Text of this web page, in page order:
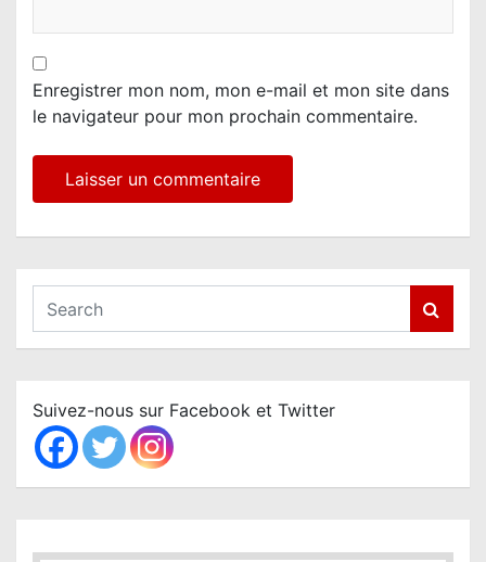
Enregistrer mon nom, mon e-mail et mon site dans
le navigateur pour mon prochain commentaire.
a
c
h
Suivez-nous sur Facebook et Twitter